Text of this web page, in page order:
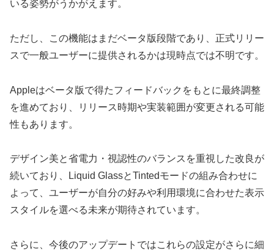
いる姿勢がうかがえます。
ただし、この機能はまだベータ版段階であり、正式リリー
スで一般ユーザーに提供されるかは現時点では不明です。
Appleはベータ版で得たフィードバックをもとに最終調整
を進めており、リリース時期や実装範囲が変更される可能
性もあります。
デザイン美と省電力・視認性のバランスを重視した改良が
続いており、Liquid GlassとTintedモードの組み合わせに
よって、ユーザーが自分の好みや利用環境に合わせた表示
スタイルを選べる未来が期待されています。
さらに、今後のアップデートではこれらの設定がさらに細